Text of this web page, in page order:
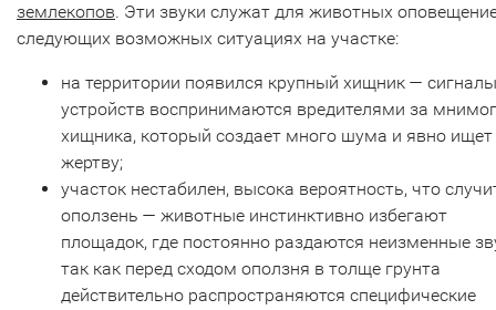
землекопов. Эти звуки служат для животных
следующих возможных ситуациях на участке:
на территории появился крупный хищник — сигналы
устройств воспринимаются вредителями за
хищника, который создает много шума и явно ищет
жертву;
участок нестабилен, высока вероятность, что
оползень — животные инстинктивно избегают
площадок, где постоянно раздаются неизменные
так как перед сходом оползня в толще грунта
действительно распространяются специфические